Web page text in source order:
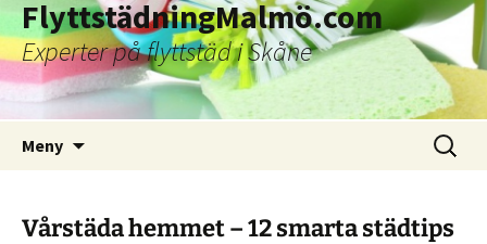
FlyttstädningMalmö.com
Experter på flyttstäd i Skåne
Meny
Sök
efter:
Vårstäda hemmet – 12 smarta städtips